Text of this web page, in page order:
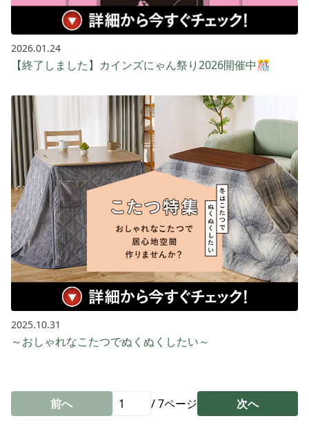
2026.01.24
【終了しました】カインズにゃん祭り2026開催中🎊
2025.10.31
～おしゃれなこたつでぬくぬくしたい～
前へ /7ページ 次へ